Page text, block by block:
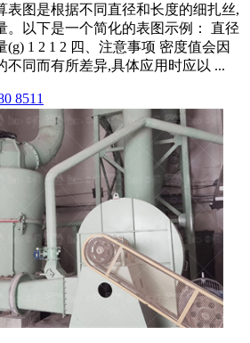
表图是根据不同直径和长度的细扎丝,
。以下是一个简化的表图示例： 直径
(g) 1 2 1 2 四、注意事项 密度值会因
不同而有所差异,具体应用时应以 ...
8511